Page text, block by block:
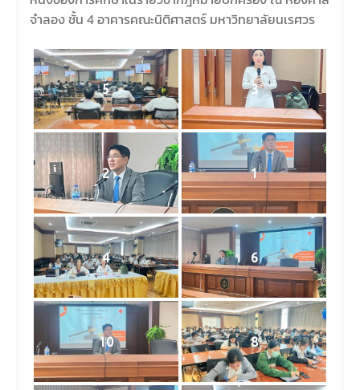
จำลอง ชั้น 4 อาคารคณะนิติศาสตร์ มหาวิทยาลัยนเรศวร
5 3
2 1
4 6
10 8